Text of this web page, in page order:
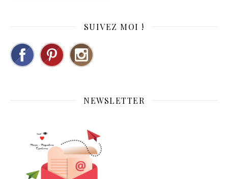
SUIVEZ MOI !
NEWSLETTER